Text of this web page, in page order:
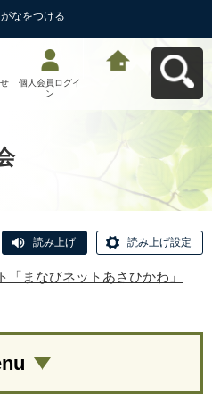
なをつける
個人会員ログイ
ン
読み上げ 読み上げ設定
まなびネットあさひかわ」